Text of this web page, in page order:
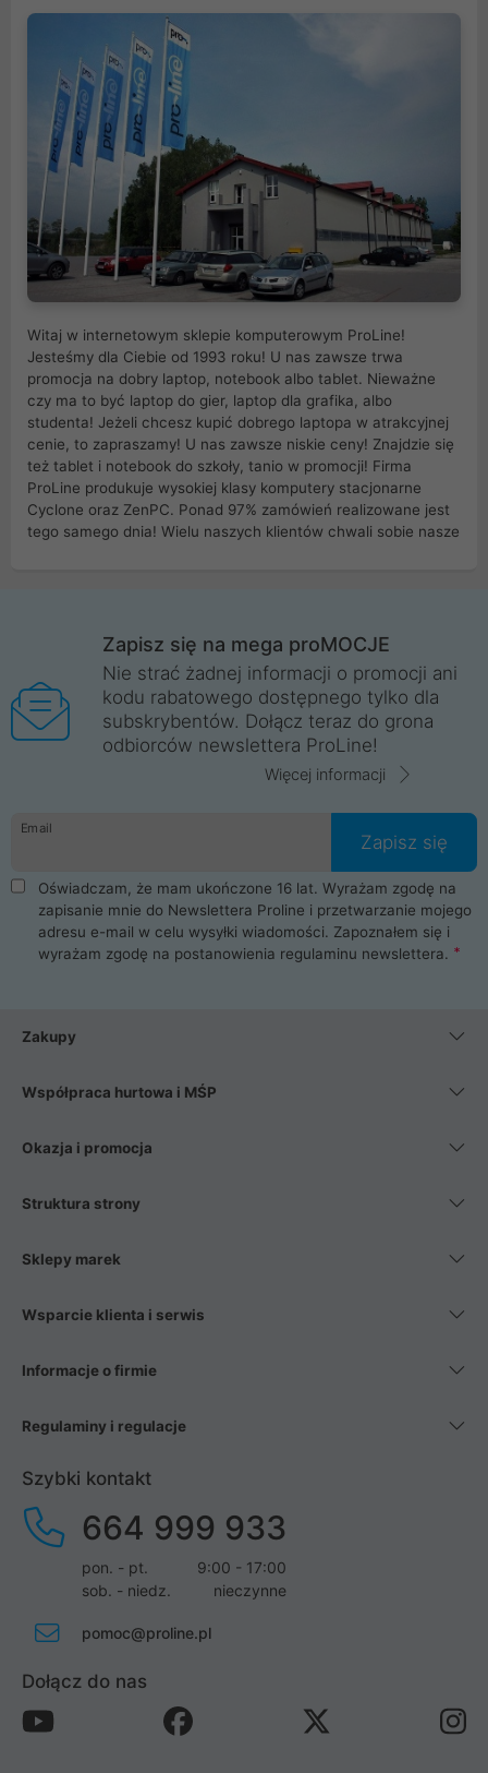
Witaj w internetowym sklepie komputerowym ProLine!
Jesteśmy dla Ciebie od 1993 roku! U nas zawsze trwa
promocja na dobry laptop, notebook albo tablet. Nieważne
czy ma to być laptop do gier, laptop dla grafika, albo
studenta! Jeżeli chcesz kupić dobrego laptopa w atrakcyjnej
cenie, to zapraszamy! U nas zawsze niskie ceny! Znajdzie się
też tablet i notebook do szkoły, tanio w promocji! Firma
ProLine produkuje wysokiej klasy komputery stacjonarne
Cyclone oraz ZenPC. Ponad 97% zamówień realizowane jest
tego samego dnia! Wielu naszych klientów chwali sobie nasze
Wrocław, Poznań, Legnica, Katowice, Gliwice, Kalisz, Bytom,
Trzebnica, Opole. Szybka i profesjonalna obsługa!
ProLine to polska firma ze 100% polskim kapitałem. Działamy
legalnie i płacimy podatki w naszym kraju! Posiadamy siedzibę
główną w Mirkowie oraz salony na terenie kraju. Cała
komunikacja ze sklepem komputerowym ProLine jest
danych osobowych. Dlatego zakup notebooka albo laptopa w
ProLine to czysta przyjemność i pełne bezpieczeństwo.
Zaopatrzysz się u nas w akcesoria i części komputerowe
takie jak procesory, karty graficzne, płyty główne, pamięci,
dyski SSD, M.2 oraz HDD. Nasi pracownicy pomogą Ci wybrać
najlepszy zasilacz komputerowy oraz obudowę do komputera.
Poza komputerami mamy również najlepsze na rynku
Smartfony takich producentów jak Xiaomi, Apple, Samsung i
wentylatory. Na koniec mając już to wszystko, możesz
Zapisz się na mega proMOCJE
Nie strać żadnej informacji o promocji ani
kodu rabatowego dostępnego tylko dla
subskrybentów. Dołącz teraz do grona
odbiorców newslettera ProLine!
Więcej informacji
Email
Zapisz się
Oświadczam, że mam ukończone 16 lat. Wyrażam zgodę na
zapisanie mnie do Newslettera Proline i przetwarzanie mojego
adresu e-mail w celu wysyłki wiadomości. Zapoznałem się i
wyrażam zgodę na postanowienia regulaminu newslettera.
Zakupy
Współpraca hurtowa i MŚP
Okazja i promocja
Struktura strony
Sklepy marek
Wsparcie klienta i serwis
Informacje o firmie
Regulaminy i regulacje
Szybki kontakt
664 999 933
pon. - pt.
9:00 - 17:00
sob. - niedz.
nieczynne
pomoc@proline.pl
Dołącz do nas